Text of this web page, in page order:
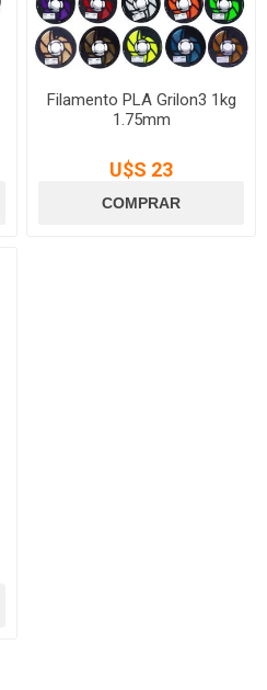
Filamento PLA Grilon3 1kg
1.75mm
U$S 23